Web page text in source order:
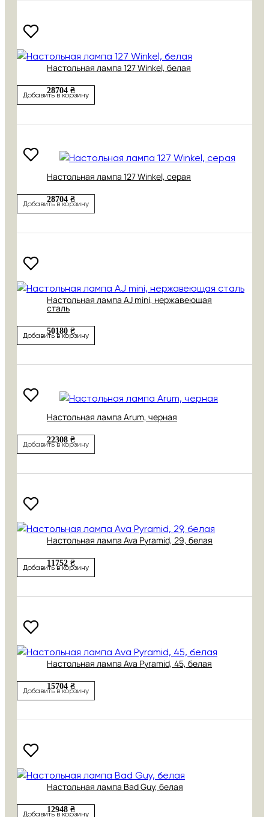
Настольная лампа 127 Winkel, белая
28704 ₴
Добавить в корзину
Настольная лампа 127 Winkel, серая
28704 ₴
Добавить в корзину
Настольная лампа AJ mini, нержавеющая
сталь
50180 ₴
Добавить в корзину
Настольная лампа Arum, черная
22308 ₴
Добавить в корзину
Настольная лампа Ava Pyramid, 29, белая
11752 ₴
Добавить в корзину
Настольная лампа Ava Pyramid, 45, белая
15704 ₴
Добавить в корзину
Настольная лампа Bad Guy, белая
12948 ₴
Добавить в корзину